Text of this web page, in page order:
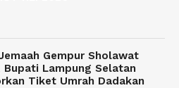
Gempur Sholawat
Bupati Lampung Selatan
Tiket Umrah Dadakan